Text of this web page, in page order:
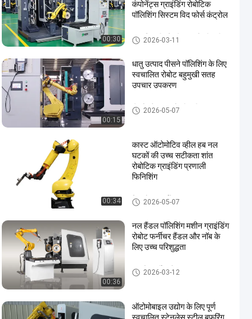
00:30
कंपोनेंट्स ग्राइंडिंग रोबोटिक
पॉलिशिंग सिस्टम विद फोर्स कंट्रोल
स्वचालित पीसने की चमकाने की मशीन
2026-03-11
00:15
धातु उत्पाद पीसने पॉलिशिंग के लिए
स्वचालित रोबोट बहुमुखी सतह
उपचार उपकरण
पीसने और चमकाने की मशीन
2026-05-07
00:34
कास्ट ऑटोमोटिव व्हील हब नल
घटकों की उच्च सटीकता शांत
रोबोटिक ग्राइंडिंग प्रणाली
फिनिशिंग
बिल्डरों का हार्डवेयर
2026-05-07
00:36
नल हैंडल पॉलिशिंग मशीन ग्राइंडिंग
रोबोट फर्नीचर हैंडल और नॉब के
लिए उच्च परिशुद्धता
धातु के फर्नीचर के घटक
2026-03-12
ऑटोमोबाइल उद्योग के लिए पूर्ण